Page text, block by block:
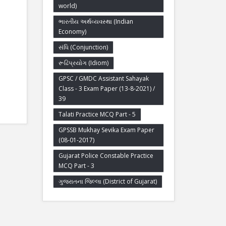
world)
ભારતીય અર્થવ્યવસ્થા (Indian
Economy)
સંધિ (Conjunction)
રૂઢિપ્રયોગ (Idiom)
GPSC / GMDC Assistant Sahayak
Class - 3 Exam Paper (13-8-2021) /
39
Talati Practice MCQ Part - 5
GPSSB Mukhay Sevika Exam Paper
(08-01-2017)
Gujarat Police Constable Practice
MCQ Part - 3
ગુજરાતના જિલ્લા (District of Gujarat)